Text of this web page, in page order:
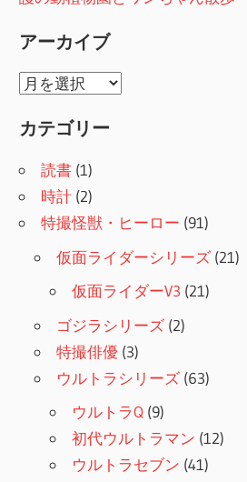
アーカイブ
ア
カ
カテゴリー
読書 (1)
時計 (2)
特撮怪獣・ヒーロー (91)
仮面ライダーシリーズ (21)
仮面ライダーV3 (21)
ゴジラシリーズ (2)
特撮俳優 (3)
ウルトラシリーズ (63)
ウルトラQ (9)
初代ウルトラマン (12)
ウルトラセブン (41)